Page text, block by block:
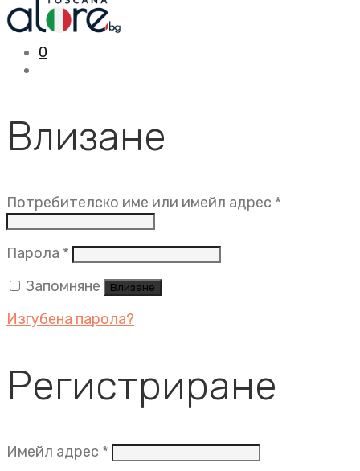
0
Влизане
Потребителско име или имейл адрес *
Парола * Задължително
Запомняне
Влизане
Изгубена парола?
Регистриране
Имейл адрес * Задължително